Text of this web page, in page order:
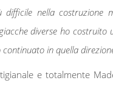
nella costruzione
diverse ho costruito
in quella
e totalmente